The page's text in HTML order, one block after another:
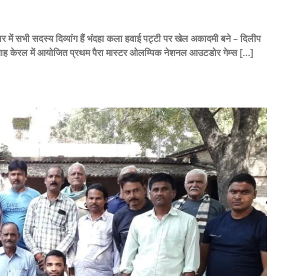
में सभी सदस्य दिव्यांग हैं भंदहा कला हवाई पट्टी पर खेल अकादमी बने – दिलीप
केरल में आयोजित प्रथम पैरा मास्टर ओलम्पिक नेशनल आउटडोर गेम्स […]